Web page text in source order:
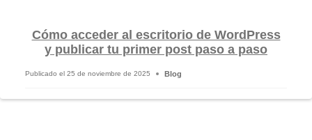
Cómo acceder al escritorio de WordPress
y publicar tu primer post paso a paso
Publicado el 25 de noviembre de 2025 Blog